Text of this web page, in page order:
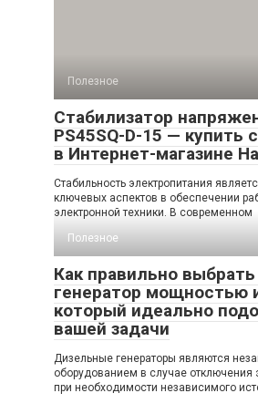
Полезное
Стабилизатор
PS45SQ-D-15 — купить
в Интернет-магазине
Стабильность электропитания
ключевых аспектов в обеспечении
электронной техники. В современном
Полезное
Как правильно
генератор мощностью
который идеально
вашей задачи
Дизельные генераторы являются
оборудованием в случае отключения
при необходимости независимого